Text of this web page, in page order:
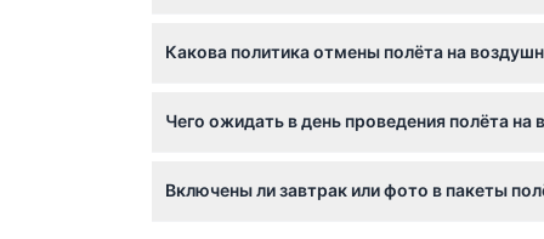
одежду и закрытую обувь, подходящую для
Какова политика отмены полёта на
Возврат средств, если он положен,
Чего ожидать в день проведения полёта
спокойном полёте на шаре до 4000 футов,
Включены ли завтрак или фото в пакеты